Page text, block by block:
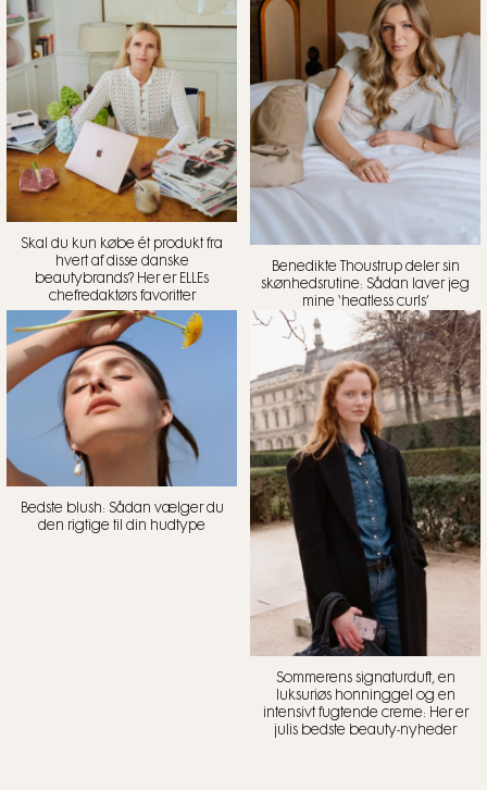
Skal du kun købe ét produkt fra
hvert af disse danske
beautybrands? Her er ELLEs
chefredaktørs favoritter
Benedikte Thoustrup deler sin
skønhedsrutine: Sådan laver jeg
mine ‘heatless curls’
Bedste blush: Sådan vælger du
den rigtige til din hudtype
Sommerens signaturduft, en
luksuriøs honninggel og en
intensivt fugtende creme: Her er
julis bedste beauty-nyheder